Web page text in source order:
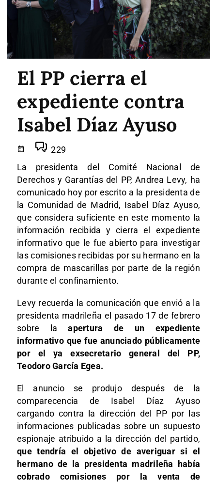
El PP cierra el
expediente contra
Isabel Díaz Ayuso
229
La presidenta del Comité Nacional de
Derechos y Garantías del PP, Andrea Levy, ha
comunicado hoy por escrito a la presidenta de
la Comunidad de Madrid, Isabel Díaz Ayuso,
que considera suficiente en este momento la
información recibida y cierra el expediente
informativo que le fue abierto para investigar
las comisiones recibidas por su hermano en la
compra de mascarillas por parte de la región
durante el confinamiento.
Levy recuerda la comunicación que envió a la
presidenta madrileña el pasado 17 de febrero
sobre laapertura de un expediente
informativo que fue anunciado públicamente
por el ya exsecretario general del PP,
Teodoro García Egea.
El anuncio se produjo después de la
comparecencia de Isabel Díaz Ayuso
cargando contra la dirección del PP por las
informaciones publicadas sobre un supuesto
espionaje atribuido a la dirección del partido,
que tendría el objetivo de averiguar si el
hermano de la presidenta madrileña había
cobrado comisiones por la venta de